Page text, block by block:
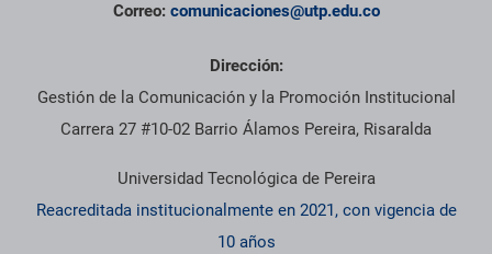
Correo: comunicaciones@utp.edu.co
Dirección:
Gestión de la Comunicación y la Promoción Institucional
Carrera 27 #10-02 Barrio Álamos Pereira, Risaralda
Universidad Tecnológica de Pereira
Reacreditada institucionalmente en 2021, con vigencia de
10 años